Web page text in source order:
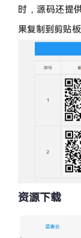
时，源码还提
果复制到剪贴板
资源下载
蓝奏云